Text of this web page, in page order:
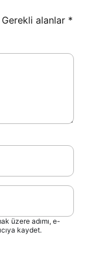
Gerekli alanlar *
üzere adımı, e-
kaydet.